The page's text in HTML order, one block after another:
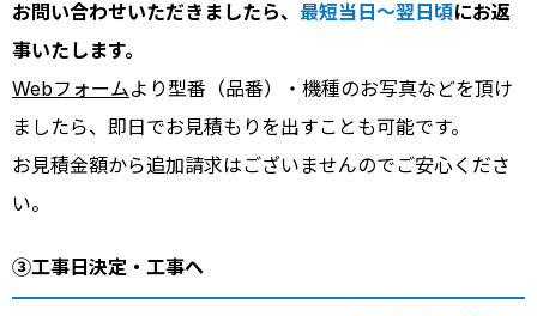
お問い合わせいただきましたら、 最短当日～翌日頃にお返
事いたします。
Webフォームより型番（品番）・機種のお写真などを頂け
ましたら、即日でお見積もりを出すことも可能です。
お見積金額から追加請求はございませんのでご安心くださ
い。
③工事日決定・工事へ